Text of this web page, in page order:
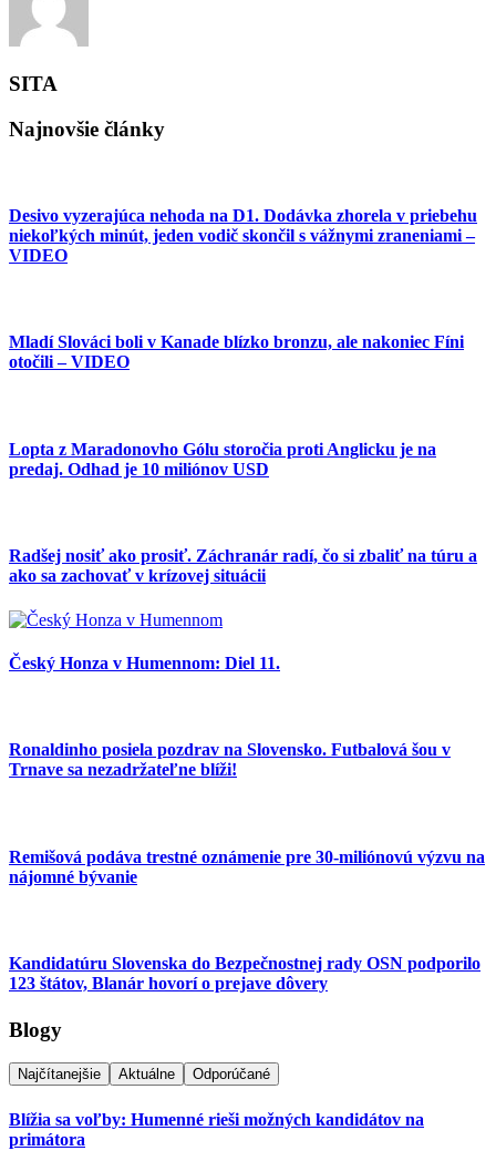
SITA
Najnovšie články
Desivo vyzerajúca nehoda na D1. Dodávka zhorela v priebehu
niekoľkých minút, jeden vodič skončil s vážnymi zraneniami –
VIDEO
Mladí Slováci boli v Kanade blízko bronzu, ale nakoniec Fíni
otočili – VIDEO
Lopta z Maradonovho Gólu storočia proti Anglicku je na
predaj. Odhad je 10 miliónov USD
Radšej nosiť ako prosiť. Záchranár radí, čo si zbaliť na túru a
ako sa zachovať v krízovej situácii
Český Honza v Humennom: Diel 11.
Ronaldinho posiela pozdrav na Slovensko. Futbalová šou v
Trnave sa nezadržateľne blíži!
Remišová podáva trestné oznámenie pre 30-miliónovú výzvu na
nájomné bývanie
Kandidatúru Slovenska do Bezpečnostnej rady OSN podporilo
123 štátov, Blanár hovorí o prejave dôvery
Blogy
Najčítanejšie Aktuálne Odporúčané
Blížia sa voľby: Humenné rieši možných kandidátov na
primátora